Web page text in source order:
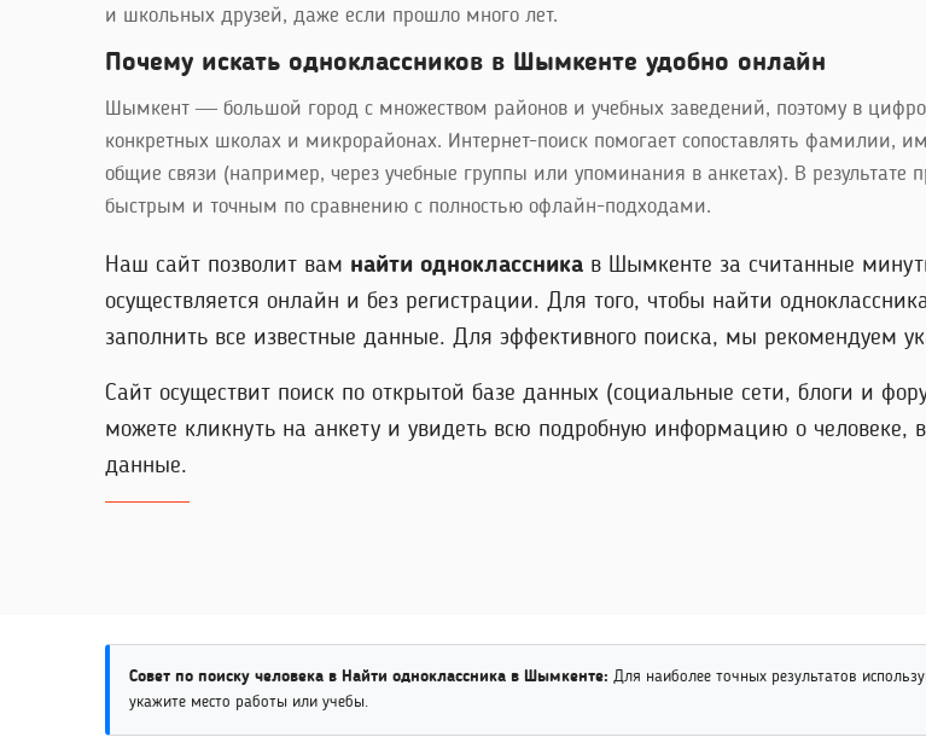
и школьных друзей, даже если прошло много лет.
Почему искать одноклассников в Шымкенте удобно онлайн
Шымкент — большой город с множеством районов и учебных заведений, поэтому в
конкретных школах и микрорайонах. Интернет-поиск помогает сопоставлять фамилии,
общие связи (например, через учебные группы или упоминания в анкетах). В результате
быстрым и точным по сравнению с полностью офлайн-подходами.
Наш сайт позволит вам найти одноклассника в Шымкенте за считанные
осуществляется онлайн и без регистрации. Для того, чтобы найти
заполнить все известные данные. Для эффективного поиска, мы рекомендуем
Сайт осуществит поиск по открытой базе данных (социальные сети, блоги и
можете кликнуть на анкету и увидеть всю подробную информацию о человеке,
данные.
Совет по поиску человека в Найти одноклассника в Шымкенте: Для наиболее точных результатов
укажите место работы или учебы.